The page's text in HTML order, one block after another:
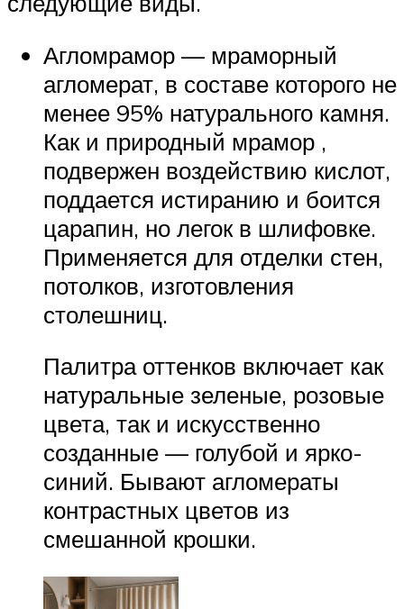
Агломрамор — мраморный
агломерат, в составе которого не
менее 95% натурального камня.
Как и природный мрамор ,
подвержен воздействию кислот,
поддается истиранию и боится
царапин, но легок в шлифовке.
Применяется для отделки стен,
потолков, изготовления
столешниц.
Палитра оттенков включает как
натуральные зеленые, розовые
цвета, так и искусственно
созданные — голубой и ярко-
синий. Бывают агломераты
контрастных цветов из
смешанной крошки.